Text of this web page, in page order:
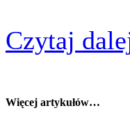
Czytaj
Więcej artykułów…